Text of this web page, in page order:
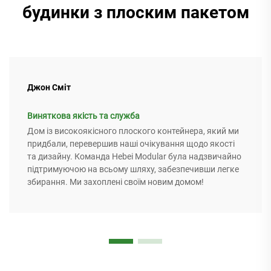
будинки з плоским пакетом
Джон Сміт
Виняткова якість та служба
Дом із високоякісного плоского контейнера, який ми
придбали, перевершив наші очікування щодо якості
та дизайну. Команда Hebei Modular була надзвичайно
підтримуючою на всьому шляху, забезпечивши легке
збирання. Ми захоплені своїм новим домом!